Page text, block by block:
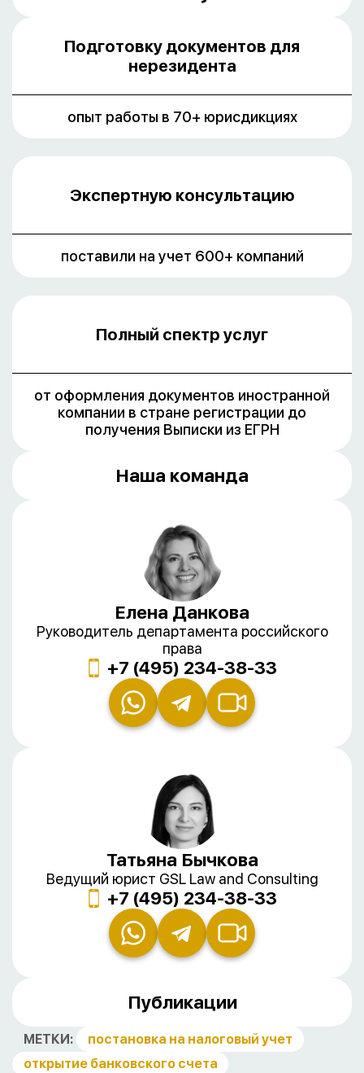
Подготовку документов для
нерезидента
опыт работы в 70+ юрисдикциях
Экспертную консультацию
поставили на учет 600+ компаний
Полный спектр услуг
от оформления документов иностранной
компании в стране регистрации до
получения Выписки из ЕГРН
Наша команда
Елена Данкова
Руководитель департамента российского
права
+7 (495) 234-38-33
Татьяна Бычкова
Ведущий юрист GSL Law and Consulting
+7 (495) 234-38-33
Публикации
МЕТКИ:
постановка на налоговый учет
открытие банковского счета